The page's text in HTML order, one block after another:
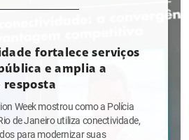
fortalece serviços
e amplia a
resposta
Week mostrou como a Polícia
de Janeiro utiliza conectividade,
para modernizar suas